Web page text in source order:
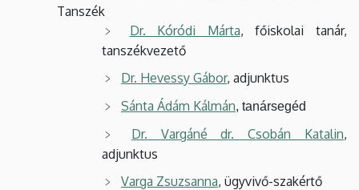
Tanszék
Dr. Kóródi Márta, főiskolai tanár,
tanszékvezető
Dr. Hevessy Gábor, adjunktus
Sánta Ádám Kálmán, tanársegéd
Dr. Vargáné dr. Csobán Katalin,
adjunktus
Varga Zsuzsanna, ügyvivő-szakértő